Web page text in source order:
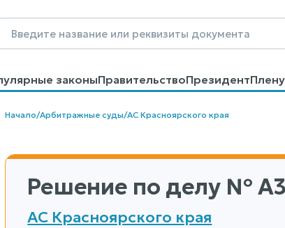
законыПравительствоПрезидент
Образцы договоровКонтактыПомощь
Начало/Арбитражные суды/АС Красноярского края
Решение по делу №
АС Красноярского края